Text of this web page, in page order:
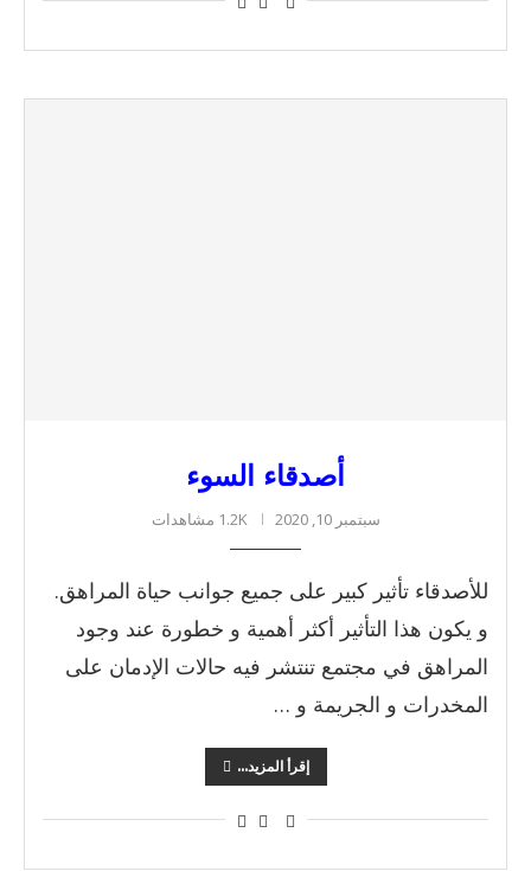
أصدقاء السوء
سبتمبر 10, 2020 1.2K مشاهدات
للأصدقاء تأثير كبير على جميع جوانب حياة المراهق.
و يكون هذا التأثير أكثر أهمية و خطورة عند وجود
المراهق في مجتمع تنتشر فيه حالات الإدمان على
المخدرات و الجريمة و …
إقرأ المزيد...